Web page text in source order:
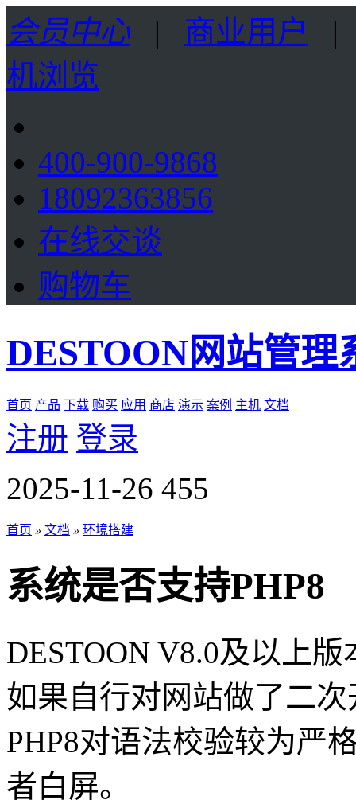
会员中心 | 商业用户
机浏览
400-900-9868
18092363856
在线交谈
购物车
DESTOON网站管理
首页 产品 下载 购买 应用 商店 演示 案例 主机 文档
注册 登录
2025-11-26 455
首页 » 文档 » 环境搭建
系统是否支持PHP8
DESTOON V8.0及以上版
如果自行对网站做了二
PHP8对语法校验较为严
者白屏。